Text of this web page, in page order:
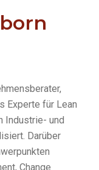
Experte für Lean
Industrie- und
Darüber
Change